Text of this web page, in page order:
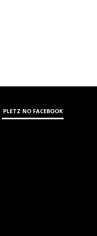
PLETZ NO FACEBOOK